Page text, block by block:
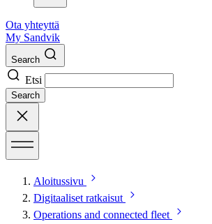
Ota yhteyttä
My Sandvik
Search
Etsi
Search
Aloitussivu
Digitaaliset ratkaisut
Operations and connected fleet